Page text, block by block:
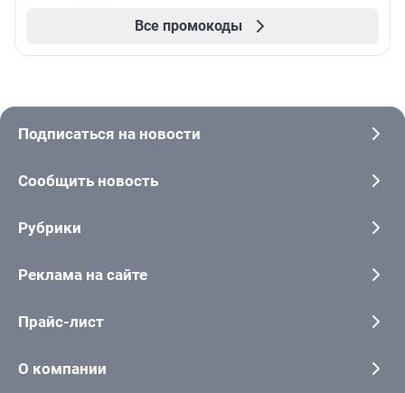
Все промокоды
Подписаться на новости
Сообщить новость
Рубрики
Реклама на сайте
Прайс-лист
О компании